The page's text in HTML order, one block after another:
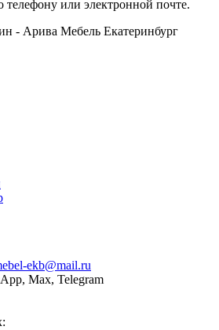
или электронной почте.
- Арива Мебель Екатеринбург
ekb@mail.ru
Max, Telegram